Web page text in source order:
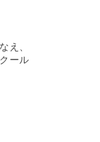
え、
ール